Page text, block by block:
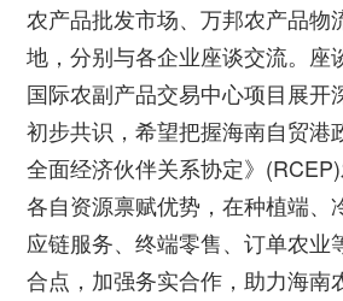
农产品批发市场、万邦农产品物
地，分别与各企业座谈交流。座
国际农副产品交易中心项目展开
初步共识，希望把握海南自贸港
全面经济伙伴关系协定》
各自资源禀赋优势，在种植端、
应链服务、终端零售、订单农业
合点，加强务实合作，助力海南